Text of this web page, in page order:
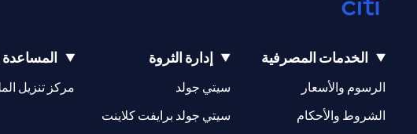
الخدمات المصرفية
الرسوم والأسعار
الشروط والأحكام
إدارة الثروة
سيتي جولد
سيتي جولد برايفت كلاينت
المساعدة
مركز تنزيل